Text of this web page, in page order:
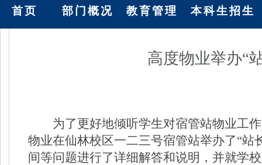
首页 部门概况 教育管理 本科生招生
高度物业举办“
为了更好地倾听学生对宿管站物业工
物业在仙林校区一二三号宿管站举办了“
间等问题进行了详细解答和说明，并就学